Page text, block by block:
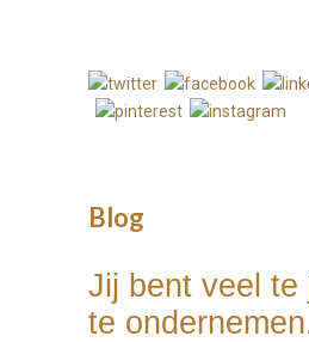
Blog
Jij bent veel te
te